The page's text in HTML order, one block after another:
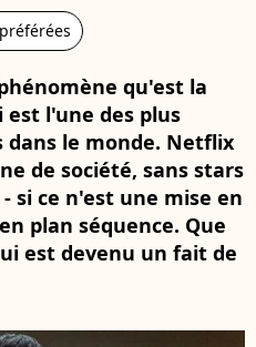
qu'est la
est l'une des plus
dans le monde. Netflix
de société, sans stars
si ce n'est une mise en
plan séquence. Que
est devenu un fait de